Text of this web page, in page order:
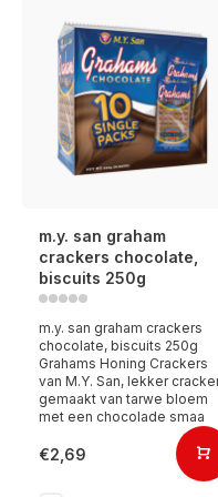
m.y. san graham
crackers chocolate,
biscuits 250g
m.y. san graham crackers
chocolate, biscuits 250g
Grahams Honing Crackers
van M.Y. San, lekker
gemaakt van tarwe bloem
met een chocolade smaa
€2,69